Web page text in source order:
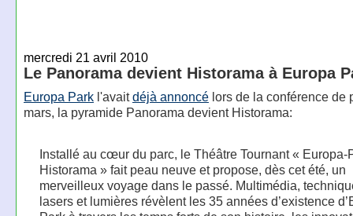
mercredi 21 avril 2010
Le Panorama devient Historama à Europa
Europa Parkl'avaitdéjà annoncélors de la conférence de
mars, la pyramide Panorama devient Historama:
Installé au cœur du parc, le Théâtre Tournant « Europa-
Historama » fait peau neuve et propose, dès cet été, un
merveilleux voyage dans le passé. Multimédia,
lasers et lumières révèlent les 35 années d’existence